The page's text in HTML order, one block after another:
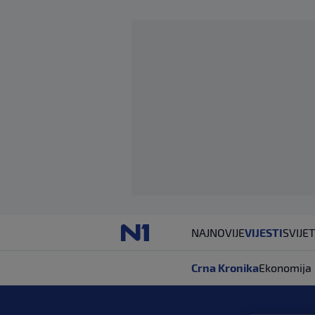
NAJNOVIJEVIJESTISVIJET
Crna KronikaEkonomija